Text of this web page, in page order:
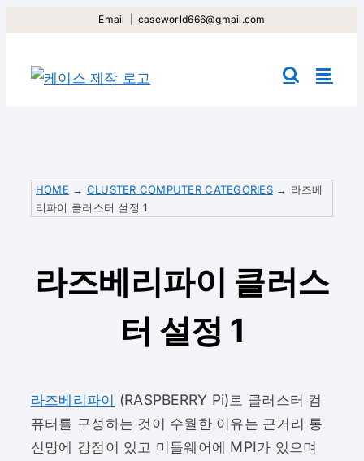
Email caseworld666@gmail.com
HOME → CLUSTER COMPUTER CATEGORIES→ 라즈베
리파이 클러스터 설정 1
라즈베리파이 클러스
터 설정 1
라즈베리파이 (RASPBERRY Pi)로 클러스터 컴
퓨터를 구성하는 것이 수월한 이유는 근거리 통
신망에 강점이 있고 미들웨어에 MPI가 있으며